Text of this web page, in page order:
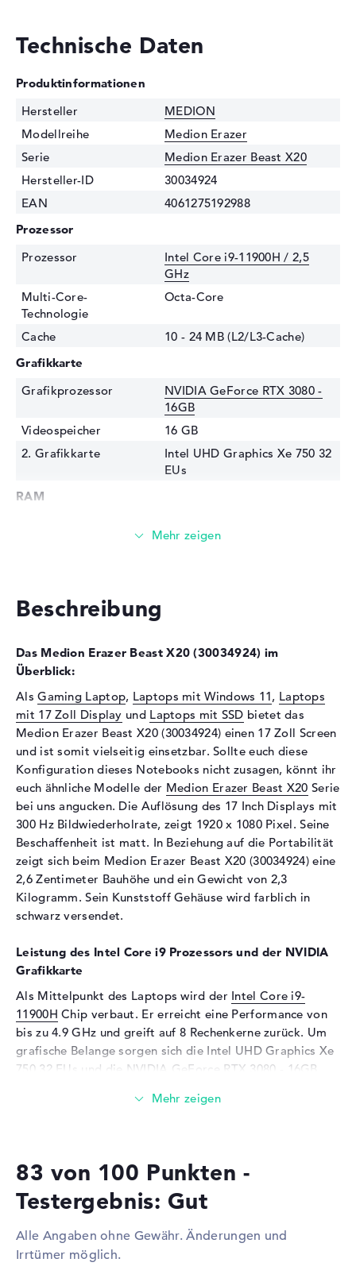
Technische Daten
Produktinformationen
Hersteller
MEDION
Modellreihe
Medion Erazer
Serie
Medion Erazer Beast X20
Hersteller-ID
30034924
EAN
4061275192988
Prozessor
Prozessor
Intel Core i9-11900H / 2,5
GHz
Multi-Core-
Technologie
Octa-Core
Cache
10 - 24 MB (L2/L3-Cache)
Grafikkarte
Grafikprozessor
NVIDIA GeForce RTX 3080 -
16GB
Videospeicher
16 GB
2. Grafikkarte
Intel UHD Graphics Xe 750 32
EUs
RAM
Festplatte
Optische Speicher
Laufwerks-Typ
ohne Laufwerk
Display
Display-Typ
17,3" TFT
Max. Auflösung
1920 x 1080
Auflösungstyp
Full-HD
Bildwiederholrate
300 Hz
Besonderheiten
Display, matt, LED-
Hintergrundbeleuchtung, IPS
Kartenleser
Unterstützte Flash-
Speicherkarten
microSDXC
Audio
Soundkarte
Hi-Definition Audio
Webcam
vorhanden
Tastatur
Tastatur
Beleuchtet (hintergrund)
Netzwerkkarte
Gigabit Ethernet
Beschreibung
Das Medion Erazer Beast X20 (30034924) im
Überblick:
AlsGaming Laptop, Laptops mit Windows 11, Laptops
mit 17 Zoll Display und Laptops mit SSD bietet das
Medion Erazer Beast X20 (30034924) einen 17 Zoll Screen
und ist somit vielseitig einsetzbar. Sollte euch diese
Konfiguration dieses Notebooks nicht zusagen, könnt ihr
euch ähnliche Modelle der Medion Erazer Beast X20 Serie
bei uns angucken. Die Auflösung des 17 Inch Displays mit
300 Hz Bildwiederholrate, zeigt 1920 x 1080 Pixel. Seine
Beschaffenheit ist matt. In Beziehung auf die Portabilität
zeigt sich beim Medion Erazer Beast X20 (30034924) eine
2,6 Zentimeter Bauhöhe und ein Gewicht von 2,3
Kilogramm. Sein Kunststoff Gehäuse wird farblich in
schwarz versendet.
Leistung des Intel Core i9 Prozessors und der NVIDIA
Grafikkarte
Als Mittelpunkt des Laptops wird der Intel Core i9-
11900H Chip verbaut. Er erreicht eine Performance von
bis zu 4.9 GHz und greift auf 8 Rechenkerne zurück. Um
grafische Belange sorgen sich die Intel UHD Graphics Xe
750 32 EUs und die NVIDIA GeForce RTX 3080 - 16GB
Bestückt mit DDR4 SDRAM (PC4-25600 - 3200 MHz)
eingesetzt. Der Entwickler ermöglicht in diesem Gerät
Fotos archiviert ihr auf der eingebauten 1 TB SSD
Festplatte.
83 von 100 Punkten -
Testergebnis: Gut
Alle Angaben ohne Gewähr. Änderungen und
Irrtümer möglich.